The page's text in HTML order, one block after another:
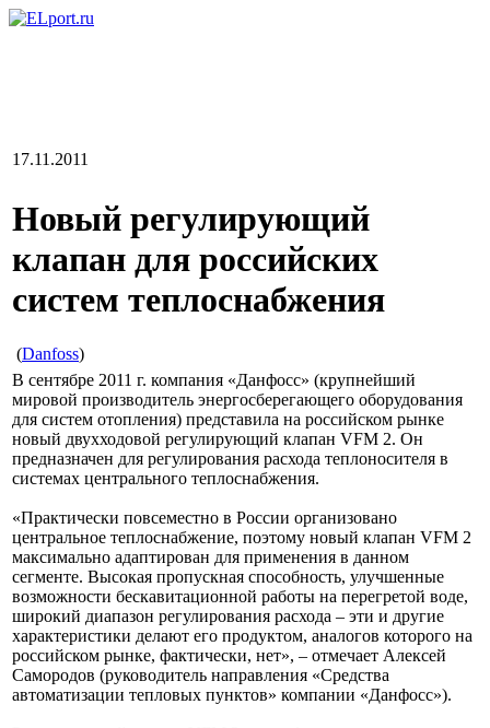
17.11.2011
Новый регулирующий
клапан для российских
систем теплоснабжения
(Danfoss)
В сентябре 2011 г. компания «Данфосс» (крупнейший
мировой производитель энергосберегающего оборудования
для систем отопления) представила на российском рынке
новый двухходовой регулирующий клапан VFM 2. Он
предназначен для регулирования расхода теплоносителя в
системах центрального теплоснабжения.
«Практически повсеместно в России организовано
центральное теплоснабжение, поэтому новый клапан VFM 2
максимально адаптирован для применения в данном
сегменте. Высокая пропускная способность, улучшенные
возможности бескавитационной работы на перегретой воде,
широкий диапазон регулирования расхода – эти и другие
характеристики делают его продуктом, аналогов которого на
российском рынке, фактически, нет», – отмечает Алексей
Самородов (руководитель направления «Средства
автоматизации тепловых пунктов» компании «Данфосс»).